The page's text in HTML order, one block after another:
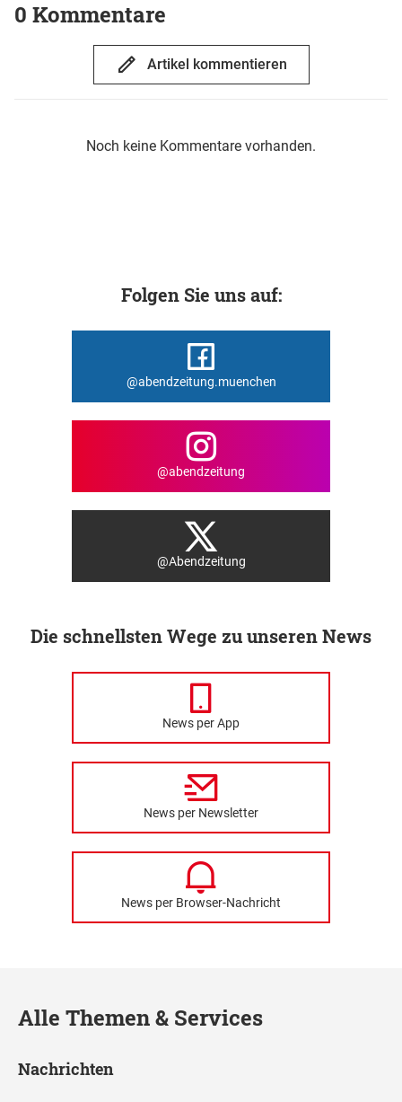
0 Kommentare
Artikel kommentieren
Noch keine Kommentare vorhanden.
Folgen Sie uns auf:
@abendzeitung.muenchen
@abendzeitung
@Abendzeitung
Die schnellsten Wege zu unseren News
News per App
News per Newsletter
News per Browser-Nachricht
Alle Themen & Services
Nachrichten